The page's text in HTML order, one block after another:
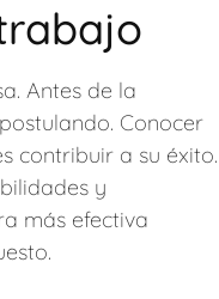
Antes de la
Conocer
contribuir a su éxito.
y
más efectiva